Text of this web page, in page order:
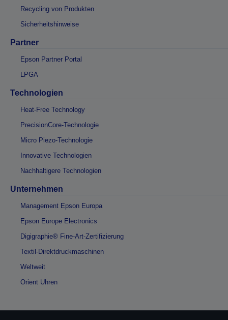
Recycling von Produkten
Sicherheitshinweise
Partner
Epson Partner Portal
LPGA
Technologien
Heat-Free Technology
PrecisionCore-Technologie
Micro Piezo-Technologie
Innovative Technologien
Nachhaltigere Technologien
Unternehmen
Management Epson Europa
Epson Europe Electronics
Digigraphie® Fine-Art-Zertifizierung
Textil-Direktdruckmaschinen
Weltweit
Orient Uhren